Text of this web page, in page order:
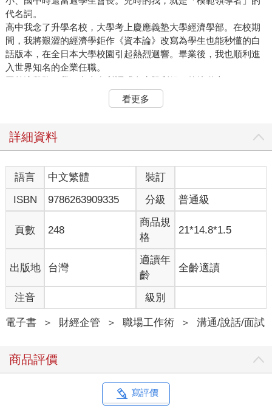
代名詞。
高中我念了升學名校，大學考上慶應義塾大學經濟學部。在校期
間，我將艱澀的經濟學鉅作《資本論》改寫為學生也能秒懂的白
話版本，在全日本大學校園引起熱烈迴響。畢業後，我也順利進
入世界知名的企業任職。
回首這段路，我一直走在所謂「人生勝利組」的軌道上。
然而，這份成功經驗，卻在我正式成為領導者時，成了最大的絆
成為領導者後往往行不通。過去為了締造好成績所練就的能力與
這是領導者常犯的典型錯誤：理所當然地期待組員可以做到我曾
做過的事。不，這已經不是「期待」，而是「要求」了。當時我
真心認為：「我都做得到，別人沒理由做不到。他做不到不是因
為『能力不足』，只是因為『不想做』。」結果，根本沒有組員
想跟隨這樣的領導者，我也因此嚐到巨大的挫折。
我第一次被提拔為組織領導者，是在轉職到網路公司CyberAgent
半年後，當時我年僅二十六歲，由於身為組員時表現亮眼，我以
異於常人的晉升速度，被委任為子公司的事業負責人。然而，我
在這裡狠狠跌了一跤。
或許是因為從小擔任領導職，我懷有一種「應該要負責帶隊」的
懂」。如今回想起來，當時的我簡直是虛榮與傲慢的綜合體，光
是回想都覺得羞愧不已。
因為自己能拿出好成績，我完全無法理解為何其他人做不到。正
因為「不理解原因」，我也給不出具體建議。當組員拿資料來
看更多
詳細資料
語言 中文繁體
裝訂
ISBN
9786263909335 分級 普通級
頁數 248
商品規
格
21*14.8*1.5
出版地 台灣
適讀年
齡
全齡適讀
注音 級別
電子書 ＞ 財經企管 ＞ 職場工作術 ＞ 溝通/說話/面試
商品評價
寫評價